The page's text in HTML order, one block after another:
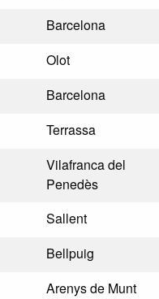
Barcelona
Olot
Barcelona
Terrassa
Vilafranca del
Penedès
Sallent
Bellpuig
Arenys de Munt